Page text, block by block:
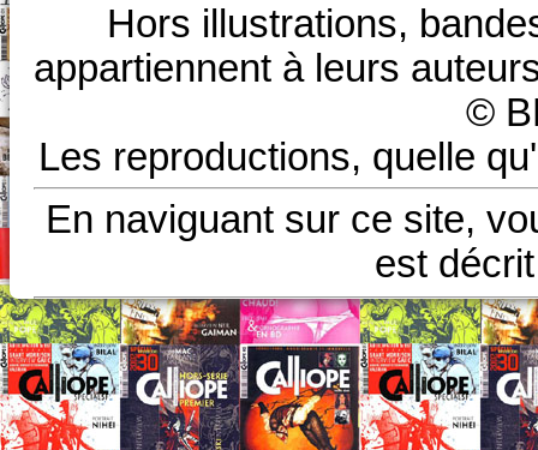
Hors illustrations,
appartiennent à leurs
©
Les reproductions, quelle
En naviguant sur ce site,
est